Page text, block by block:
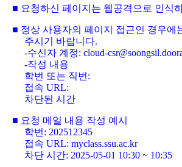
■ 요청하신 페이지는 웹공격으로 인식
■ 정상 사용자의 페이지 접근인 경우에
주시기 바랍니다.
-수신자 계정: cloud-
-작성 내용
학번 또는 직번:
접속 URL:
차단된 시간
■ 요청 메일 내용 작성 예시
학번: 202512345
접속 URL: myclass.ssu.ac.kr
차단 시간: 2025-05-01 10:30 ~ 10:35